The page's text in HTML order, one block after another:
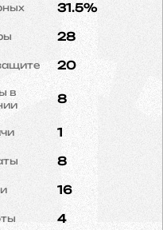
31.5%
28
20
в
8
1
8
16
4